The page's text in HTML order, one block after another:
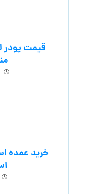
قیمت پودر
خرید عمده